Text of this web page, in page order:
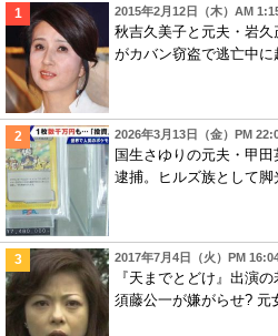
2015年2月12日（木）AM
秋吉久美子と元夫・岩久
がカバン窃盗で逃亡中
2026年3月13日（金）PM
国生さゆりの元夫・甲
逮捕。ヒルズ族として
2017年7月4日（火）PM
『天までとどけ』出演
須藤公一が嫌がらせ?